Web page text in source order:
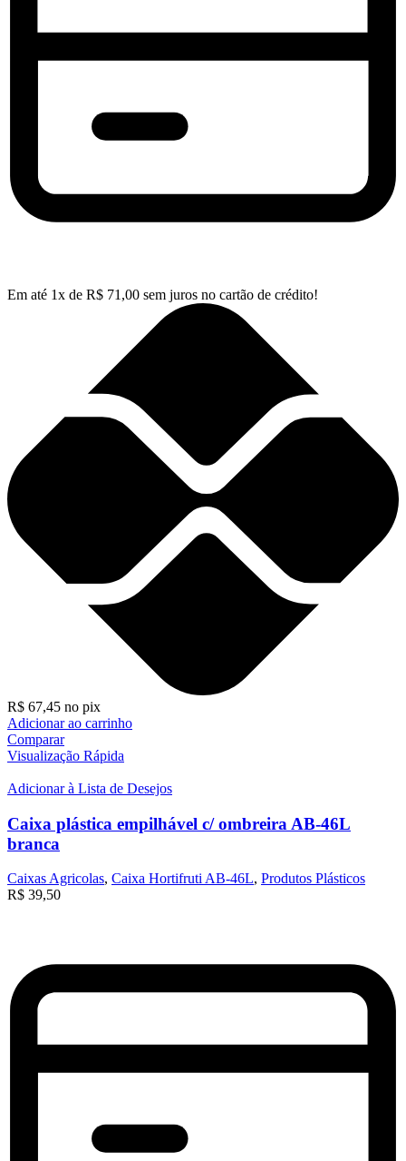
Em até 1x de R$ 71,00 sem juros no cartão de crédito!
R$ 67,45 no pix
Adicionar ao carrinho
Comparar
Visualização Rápida
Adicionar à Lista de Desejos
Caixa plástica empilhável c/ ombreira AB-46L
branca
Caixas Agricolas, Caixa Hortifruti AB-46L, Produtos Plásticos
R$ 39,50